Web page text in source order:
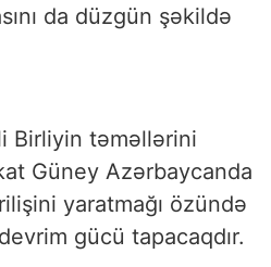
da düzgün şəkildə
Birliyin təməllərini
Güney Azərbaycanda
yaratmağı özündə
gücü tapacaqdır.